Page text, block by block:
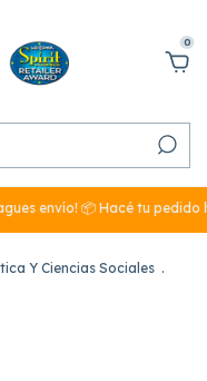
0
envío! 📦 Hacé tu
Y Ciencias Sociales .